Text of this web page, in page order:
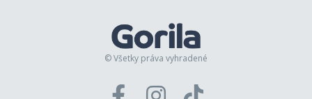
© Všetky práva vyhradené